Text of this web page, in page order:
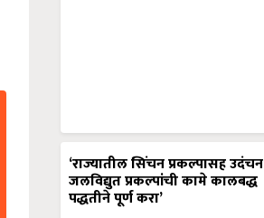
‘राज्यातील सिंचन प्रकल्पासह उदंचन
जलविद्युत प्रकल्पांची कामे कालबद्ध
पद्धतीने पूर्ण करा’